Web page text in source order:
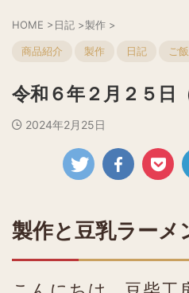
HOME >日記 >製作 >
商品紹介 製作 日記 ご飯
令和６年２月２５日
2024年2月25日
製作と豆乳ラーメ